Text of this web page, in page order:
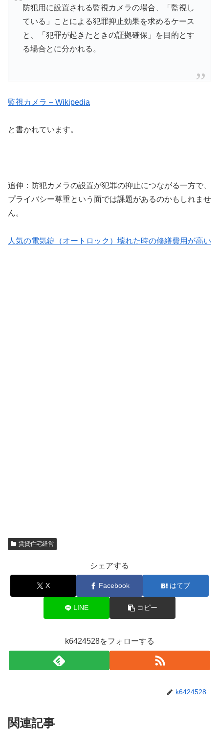
防犯用に設置される監視カメラの場合、「監視し
ている」ことによる犯罪抑止効果を求めるケース
と、「犯罪が起きたときの証拠確保」を目的とす
る場合とに分かれる。
監視カメラ – Wikipedia
と書かれています。
追伸：防犯カメラの設置が犯罪の抑止につながる一方で、
プライバシー尊重という面では課題があるのかもしれませ
ん。
人気の電気錠（オートロック）壊れた時の修繕費用が高い
賃貸住宅経営
シェアする
X Facebook はてブ
LINE コピー
k6424528をフォローする
k6424528
関連記事